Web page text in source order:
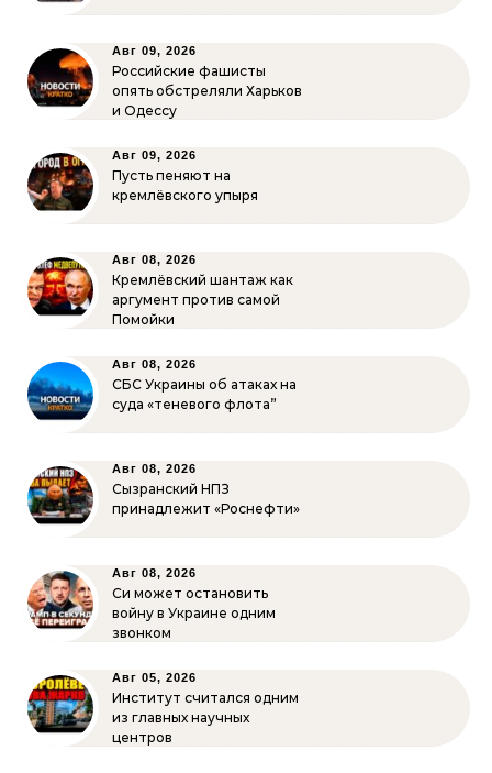
Авг 09, 2026
Российские фашисты
опять обстреляли Харьков
и Одессу
Авг 09, 2026
Пусть пеняют на
кремлёвского упыря
Авг 08, 2026
Кремлёвский шантаж как
аргумент против самой
Помойки
Авг 08, 2026
СБС Украины об атаках на
суда «теневого флота”
Авг 08, 2026
Сызранский НПЗ
принадлежит «Роснефти»
Авг 08, 2026
Си может остановить
войну в Украине одним
звонком
Авг 05, 2026
Институт считался одним
из главных научных
центров